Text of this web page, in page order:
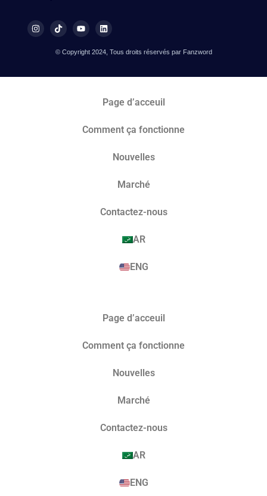
© Copyright 2024, Tous droits réservés par Fanzword
Page d’acceuil
Comment ça fonctionne
Nouvelles
Marché​
Contactez-nous
AR
ENG
Page d’acceuil
Comment ça fonctionne
Nouvelles
Marché​
Contactez-nous
AR
ENG